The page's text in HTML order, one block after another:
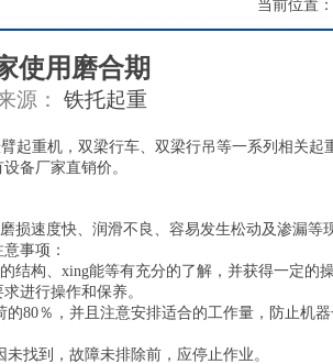
当前位置：
使用磨合期
源： 铁托起重
起重机，双梁行车、双梁行吊等一系列相关起
备厂家直销价。
速度快、润滑不良、容易发生松动及渗漏等
事项：
构、xing能等有充分的了解，并获得一定的
进行操作和保养。
％，并且注意安排适合的工作量，防止机器
找到，故障未排除前，应停止作业。